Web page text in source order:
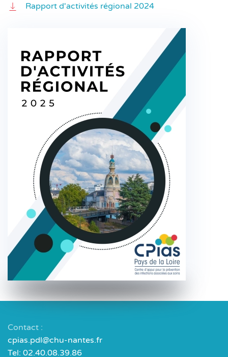
Rapport d'activités régional 2024
Contact :
cpias.pdl@chu-nantes.fr
Tel: 02.40.08.39.86